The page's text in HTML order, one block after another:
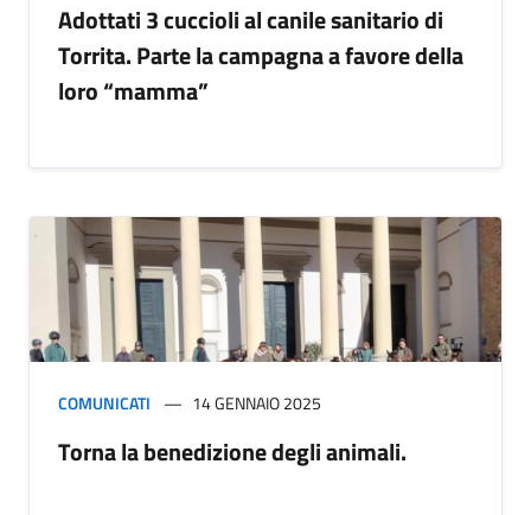
Adottati 3 cuccioli al canile sanitario di
Torrita. Parte la campagna a favore della
loro “mamma”
COMUNICATI 14 GENNAIO 2025
Torna la benedizione degli animali.